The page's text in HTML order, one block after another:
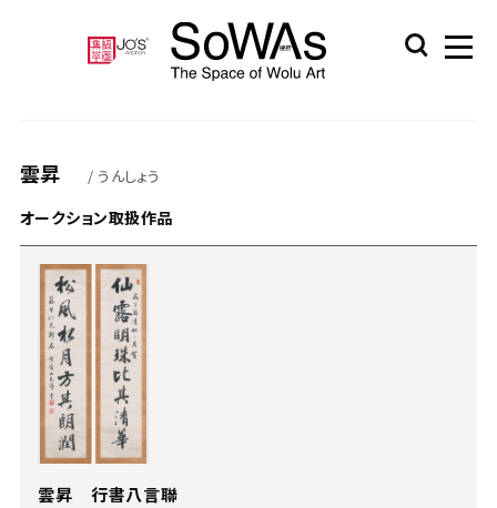
雲昇 / うんしょう
オークション取扱作品
雲昇 行書八言聯